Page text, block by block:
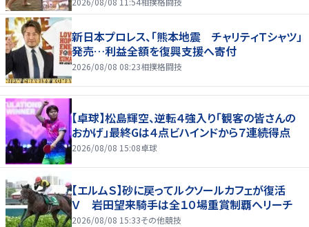
新日本プロレス、「熊本地震 チャリティＴシャツ」
発売…利益全額を復興支援へ寄付
2026/08/08 08:23相撲格闘技
【卓球】松島輝空、逆転４強入り「観客の皆さんの
おかげ」最終Gは４点ビハインドから７連続得点
2026/08/08 15:08卓球
【エルムＳ】砂に戻ってルクソールカフェが復活
Ｖ 岩田望来騎手は全１０場重賞制覇へリーチ
2026/08/08 15:33その他競技